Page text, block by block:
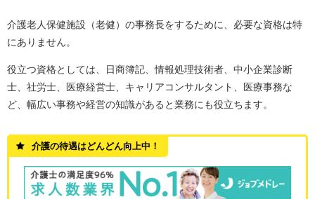
介護老人保健施設（老健）の事務長をするために、必要な資格は特
にありません。
役立つ資格としては、
日商簿記、情報処理技術者、中小企業診断
士、社労士、医療経営士、キャリアコンサルタント、医療事務な
ど、幅広い事務や経営の知識があると業務にも役立ちます。
介護の待遇はどんどん向上中！